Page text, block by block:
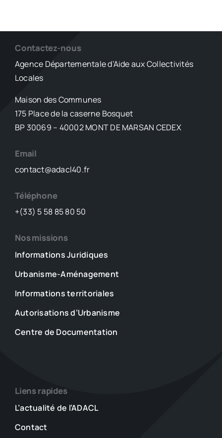
Contactez-nous
Agence Départementale d’Aide aux Collectivités
Locales
Maison des Communes
175 Place de la caserne Bosquet
BP 30069 – 40002 MONT DE MARSAN CEDEX
Email
contact@adacl40.fr
Téléphone
+(33) 5 58 85 80 50
Nos missions
Informations Juridiques
Urbanisme-Aménagement
Informations territoriales
Autorisations d’Urbanisme
Centre de Documentation
Liens rapides
L’actualité de l’ADACL
Contact